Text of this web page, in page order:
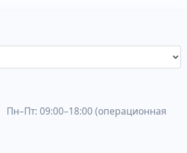
Пн–Пт: 09:00–18:00 (операционная